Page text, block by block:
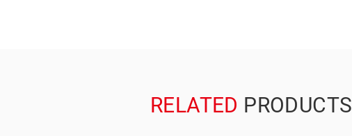
RELATED PRODUCTS